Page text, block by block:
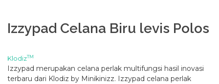
Izzypad Celana Biru levis Polos
KlodizTM
Izzypad merupakan celana perlak multifungsi hasil inovasi
terbaru dari Klodiz by Minikinizz. Izzypad celana perlak